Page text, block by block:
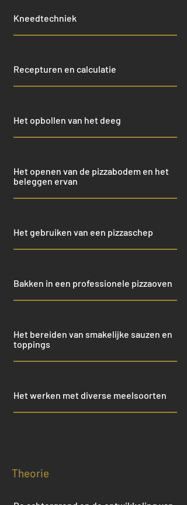
Kneedtechniek
Recepturen en calculatie
Het opbollen van het deeg
Het openen van de pizzabodem en het
beleggen ervan
Het gebruiken van een pizzaschep
Bakken in een professionele pizzaoven
Het bereiden van smakelijke sauzen en
toppings
Het werken met diverse meelsoorten
Theorie